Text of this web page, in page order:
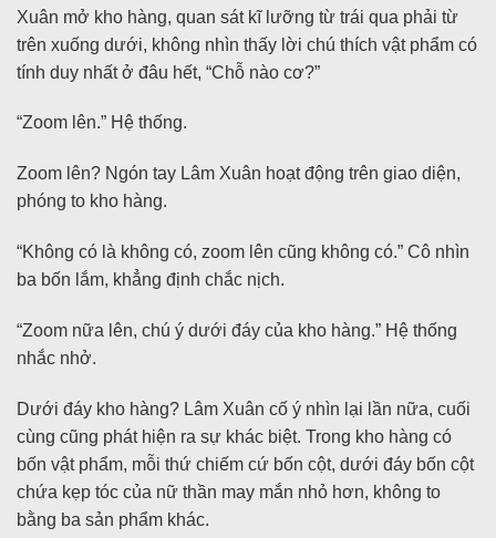
Xuân mở kho hàng, quan sát kĩ lưỡng từ trái qua phải từ
trên xuống dưới, không nhìn thấy lời chú thích vật phẩm có
tính duy nhất ở đâu hết, “Chỗ nào cơ?”
“Zoom lên.” Hệ thống.
Zoom lên? Ngón tay Lâm Xuân hoạt động trên giao diện,
phóng to kho hàng.
“Không có là không có, zoom lên cũng không có.” Cô nhìn
ba bốn lắm, khẳng định chắc nịch.
“Zoom nữa lên, chú ý dưới đáy của kho hàng.” Hệ thống
nhắc nhở.
Dưới đáy kho hàng? Lâm Xuân cố ý nhìn lại lần nữa, cuối
cùng cũng phát hiện ra sự khác biệt. Trong kho hàng có
bốn vật phẩm, mỗi thứ chiếm cứ bốn cột, dưới đáy bốn cột
chứa kẹp tóc của nữ thần may mắn nhỏ hơn, không to
bằng ba sản phẩm khác.